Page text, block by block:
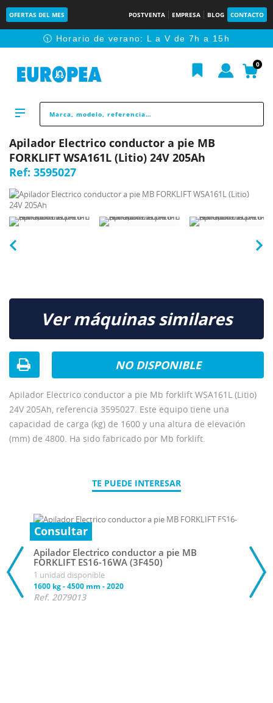
OFERTAS DEL MES POSTVENTA EMPRESA BLOG CONTACTO
🕥 Horario de verano: L a V de 7h a 15h
0
Apilador Electrico conductor a pie MB
FORKLIFT WSA161L (Litio) 24V 205Ah
Ref: 3595027
Apilador Electrico conductor a pie Mb forklift WSA161L (Litio)
24V 205Ah, referencia 3595027. Este equipo tiene una
capacidad de carga (kg) de 1600 y una altura de elevación
(mm) de 4800. Ha sido fabricado por Mb forklift.
Ver máquinas similares
NO DISPONIBLE
TE PUEDE INTERESAR
Consultar
Apilador Electrico conductor a pie MB
FORKLIFT ES16-16WA (3F450)
1 unidad disponible
1600 kg-4500 mm -2020
Ref. 2079013